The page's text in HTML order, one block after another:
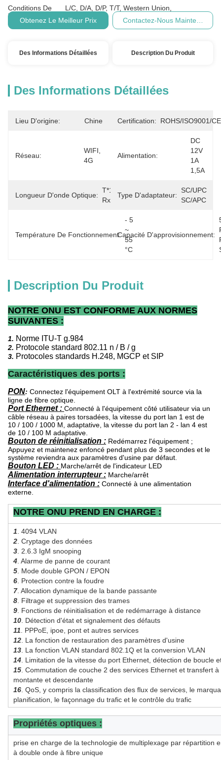
Conditions De
Paiement:
L/C, D/A, D/P, T/T, Western Union,
Obtenez Le Meilleur Prix
Contactez-Nous Maintenant
Des Informations Détaillées Description Du Produit
Des Informations Détaillées
Lieu D'origine: Chine Certification: ROHS/ISO9001/CE
Réseau:
WIFI,
4G
Alimentation:
DC
12V
1A
1,5A
Longueur D'onde Optique:
T*1310nm,
Rx 1490nm
Type D'adaptateur:
SC/UPC
SC/APC
Température De Fonctionnement:
- 5
~
55
°C
Capacité D'approvisionnement:
Description Du Produit
NOTRE ONU EST CONFORME AUX NORMES
SUIVANTES :
1. Norme ITU-T g.984
2. Protocole standard 802.11 n / B / g
3. Protocoles standards H.248, MGCP et SIP
Caractéristiques des ports :
PON: Connectez l'équipement OLT à l'extrémité source via la
ligne de fibre optique.
Port Ethernet : Connecté à l'équipement côté utilisateur via un
câble réseau à paires torsadées, la vitesse du port lan 1 est de
10 / 100 / 1000 M, adaptative, la vitesse du port lan 2 - lan 4 est
de 10 / 100 M adaptative.
Bouton de réinitialisation : Redémarrez l'équipement ;
Appuyez et maintenez enfoncé pendant plus de 3 secondes et le
système reviendra aux paramètres d'usine par défaut.
Bouton LED : Marche/arrêt de l'indicateur LED
Alimentation interrupteur : Marche/arrêt
Interface d'alimentation : Connecté à une alimentation
externe.
NOTRE ONU PREND EN CHARGE :
1 . 4094 VLAN
2 . Cryptage des données
3 2.6.3 IgM snooping
4 . Alarme de panne de courant
5 . Mode double GPON / EPON
6 Protection contre la foudre
7. Allocation dynamique de la bande passante
8 . Filtrage et suppression des trames
9 . Fonctions de réinitialisation et de redémarrage à distance
10 . Détection d'état et signalement des défauts
11
PPPoE, ipoe, pont et autres services
12 . La fonction de restauration des paramètres d'usine
13 La fonction VLAN standard 802.1Q et la conversion VLAN
14 Limitation de la vitesse du port Ethernet, détection de boucle
15 . Commutation de couche 2 des services Ethernet et transfert
montante et descendante
16 QoS, y compris la classification des flux de services, le
planification, le façonnage du trafic et le contrôle du trafic
Propriétés optiques :
prise en charge de la technologie de multiplexage par répartition
à double onde à fibre unique